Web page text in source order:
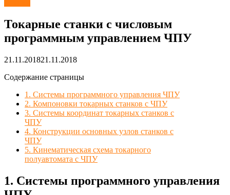
Токарные станки с числовым
программным управлением ЧПУ
21.11.201821.11.2018
Содержание страницы
1. Системы программного управления ЧПУ
2. Компоновки токарных станков с ЧПУ
3. Системы координат токарных станков с
ЧПУ
4. Конструкции основных узлов станков с
ЧПУ
5. Кинематическая схема токарного
полуавтомата с ЧПУ
1. Системы программного управления